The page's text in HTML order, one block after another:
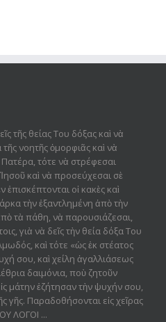
τῆς θείας Του δόξας καὶ νὰ
νοητῆς ὀμορφιᾶς καὶ νὰ
τότε νὰ στρέφεσαι
καὶ νὰ προσεύχεσαι σὲ
ἐπισκέπτονται οἱ κακὲς καὶ
τὴν ἐξαντλημένη ἀπὸ τὴν
τὰ πάθη, νὰ παρουσιάζεσαι,
γιὰ νὰ δεῖς τὴν θεία δόξα Του
καὶ τότε «ὡς ἐκ στέατος
σου, καὶ χείλη ἀγαλλιάσεως
δαιμόνια, ποὺ ζητοῦν
μάτην ἐζήτησαν τὴν ψυχήν σου,
γῆς. Παραδοθήσον­ται εἰς χεῖρας
ΛΟΓΟΙ ...